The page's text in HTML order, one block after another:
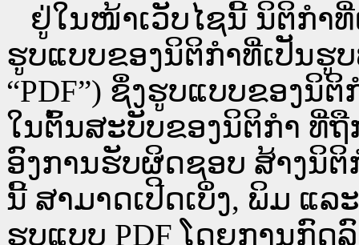
ຢູ່ໃນໜ້າ​ເວັບ​ໄຊ​ນີ້ ນິຕິກຳ
ຮູບແບບຂອງນິຕິກໍາທີ່ເປັນຮູບພ
“PDF”) ຊຶ່ງຮູບແບບຂອງນິ
ໃນຕົ້ນສະບັບຂອງນິຕິກໍາ ທີ່
ອົງການຮັບຜິດຊອບ ສ້າງນິຕິ
ນີ້ ສາມາດເປີດເບິ່ງ, ພິມ ແລ
ຮູບແບບ PDF ໂດຍການກົດ